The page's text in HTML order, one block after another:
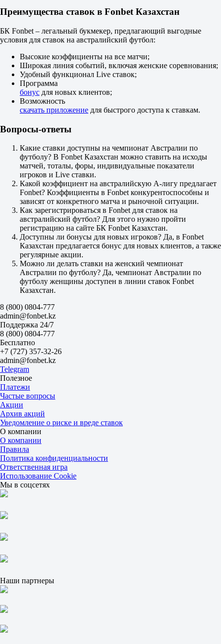
-1.5
Тотал
Б
2.20
1.60
Обе забьют
1.80
Проход 1
5.00
2.02
6.10
Новый Южный Уэльс. Национальная Премьер-лига
Вуллонгонг Вульвз
-
Сидней Юнайтед
Завтра в 08:00
4.00
3.85
1.65
1X
12
X2
1.98
1.17
1.16
Фора
1
2
+1
1.60
-1
2.20
Тотал
Б
2.5
1.83
Обе забьют
1.78
Нет
ИТ 1
Б
0.5
2.40
ИТ 2
Преимущества ставок в Fonbet Казахстан
БК Fonbet – легальный букмекер, предлагающий выгодные
условия для ставок на австралийский футбол:
Высокие коэффициенты на все матчи;
Широкая линия событий, включая женские соревнования;
Удобный функционал Live ставок;
Программа
бонус для новых клиентов;
Возможность
скачать приложение для быстрого доступа к ставкам.
Вопросы-ответы
Какие ставки доступны на чемпионат Австралии по
футболу? В Fonbet Казахстан можно ставить на исходы
матчей, тоталы, форы, индивидуальные показатели
игроков и Live ставки.
Какой коэффициент на австралийскую А-лигу предлагает
Fonbet? Коэффициенты в Fonbet конкурентоспособны и
зависят от конкретного матча и рыночной ситуации.
Как зарегистрироваться в Fonbet для ставок на
австралийский футбол? Для этого нужно пройти
регистрацию на сайте БК Fonbet Казахстан.
Доступны ли бонусы для новых игроков? Да, в Fonbet
Казахстан предлагается бонус для новых клиентов, а также
регулярные акции.
Можно ли делать ставки на женский чемпионат
Австралии по футболу? Да, чемпионат Австралии по
футболу женщины доступен в линии ставок Fonbet
Казахстан.
8 (800) 0804-777
admin@fonbet.kz
Поддержка 24/7
8 (800) 0804-777
Бесплатно
+7 (727) 357-32-26
admin@fonbet.kz
Telegram
Полезное
Платежи
Частые вопросы
Акции
Архив акций
Уведомление о риске и вреде ставок
О компании
О компании
Правила
Политика конфиденциальности
Ответственная игра
Использование Cookie
Мы в соцсетях
Наши партнеры